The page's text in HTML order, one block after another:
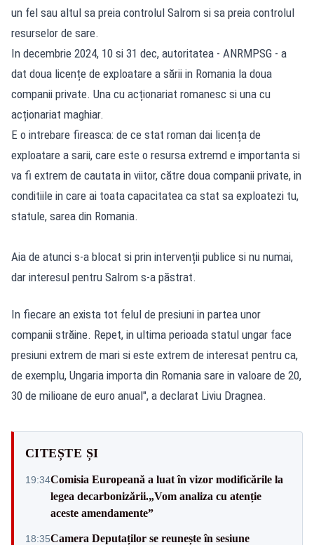
un fel sau altul sa preia controlul Salrom si sa preia controlul
resurselor de sare.
In decembrie 2024, 10 si 31 dec, autoritatea - ANRMPSG - a
dat doua licențe de exploatare a sării in Romania la doua
companii private. Una cu acționariat romanesc si una cu
acționariat maghiar.
E o intrebare fireasca: de ce stat roman dai licența de
exploatare a sarii, care este o resursa extremd e importanta si
va fi extrem de cautata in viitor, către doua companii private, in
conditiile in care ai toata capacitatea ca stat sa exploatezi tu,
statule, sarea din Romania.
Aia de atunci s-a blocat si prin intervenții publice si nu numai,
dar interesul pentru Salrom s-a păstrat.
In fiecare an exista tot felul de presiuni in partea unor
companii străine. Repet, in ultima perioada statul ungar face
presiuni extrem de mari si este extrem de interesat pentru ca,
de exemplu, Ungaria importa din Romania sare in valoare de 20,
30 de milioane de euro anual", a declarat Liviu Dragnea.
CITEȘTE ȘI
19:34Comisia Europeană a luat în vizor modificările la
legea decarbonizării.„Vom analiza cu atenție
aceste amendamente”
18:35Camera Deputaților se reunește în sesiune